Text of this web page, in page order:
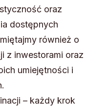
oraz
dostępnych
również o
z inwestorami oraz
umiejętności i
– każdy krok